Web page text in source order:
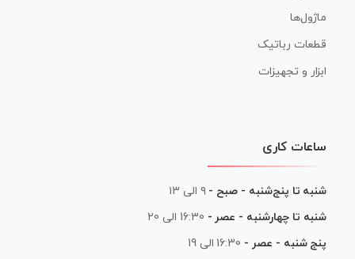
ماژول‌ها
قطعات رباتیک
ابزار و تجهیزات
ساعات کاری
شنبه تا پنج‌شنبه - صبح - ۹ الی ۱۳
شنبه تا چهارشنبه - عصر - 16:30 الی 20
پنج شنبه - عصر - 16:30 الی 19